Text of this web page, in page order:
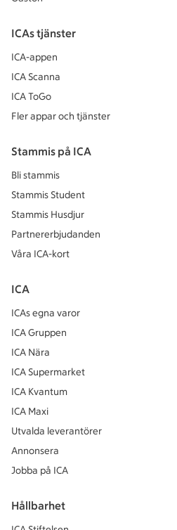
ICAs tjänster
ICA-appen
ICA Scanna
ICA ToGo
Fler appar och tjänster
Stammis på ICA
Bli stammis
Stammis Student
Stammis Husdjur
Partnererbjudanden
Våra ICA-kort
ICA
ICAs egna varor
ICA Gruppen
ICA Nära
ICA Supermarket
ICA Kvantum
ICA Maxi
Utvalda leverantörer
Annonsera
Jobba på ICA
Hållbarhet